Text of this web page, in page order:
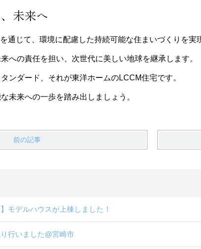
未来へ
通じて、環境に配慮した持続可能な住まいづくりを実
への責任を担い、次世代に美しい地球を継承します。
ンダード、それが東洋ホームのLCCM住宅です。
未来への一歩を踏み出しましょう。
前の記事
】モデルハウスが上棟しました！
行いました@宮崎市